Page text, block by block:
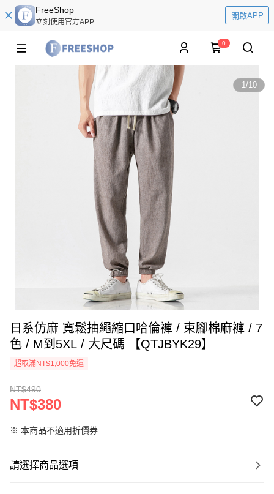
FreeShop
立刻使用官方APP
開啟APP
0
1/10
日系仿麻 寬鬆抽繩縮口哈倫褲 / 束腳棉麻褲 / 7
色 / M到5XL / 大尺碼 【QTJBYK29】
超取滿NT$1,000免運
NT$490
NT$380
※ 本商品不適用折價券
請選擇商品選項